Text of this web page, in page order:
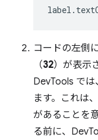
label .
コードの左側
（32）が表示
DevTools では、
ます。これは
があることを
る前に、